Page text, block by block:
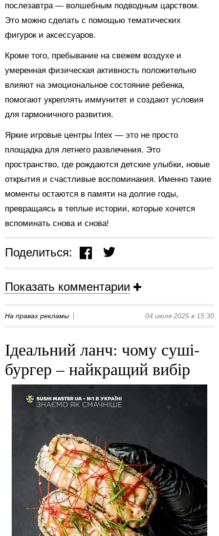
послезавтра — волшебным подводным царством.
Это можно сделать с помощью тематических
фигурок и аксессуаров.
Кроме того, пребывание на свежем воздухе и
умеренная физическая активность положительно
влияют на эмоциональное состояние ребенка,
помогают укреплять иммунитет и создают условия
для гармоничного развития.
Яркие игровые центры Intex — это не просто
площадка для летнего развлечения. Это
пространство, где рождаются детские улыбки, новые
открытия и счастливые воспоминания. Именно такие
моменты остаются в памяти на долгие годы,
превращаясь в теплые истории, которые хочется
вспоминать снова и снова!
Поделиться:
Показать комментарии
На правах рекламы 04 июля 2025 в 15:30
Ідеальний ланч: чому суші-
бургер – найкращий вибір